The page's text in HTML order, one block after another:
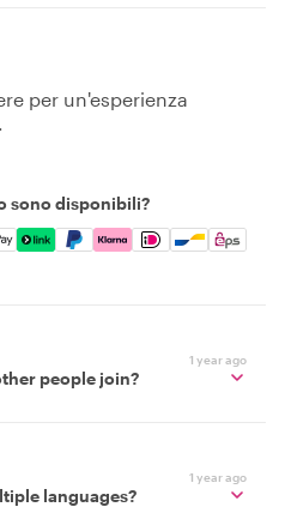
per un'esperienza
sono disponibili?
Apple Pay, Google
1 year ago
people join?
1 year ago
languages?